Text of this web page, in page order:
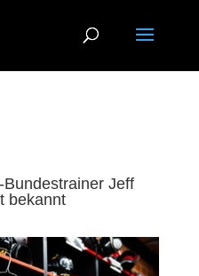
Jeff
bekannt